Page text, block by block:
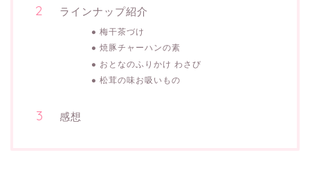
ラインナップ紹介
梅干茶づけ
焼豚チャーハンの素
おとなのふりかけ わさび
松茸の味お吸いもの
感想